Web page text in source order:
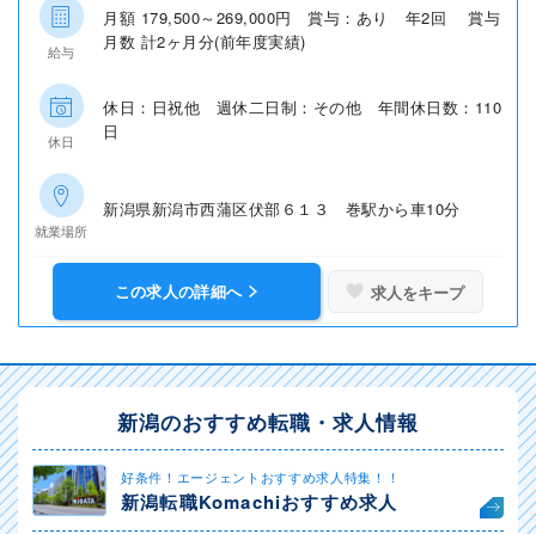
給与
月額 179,500～269,000円 賞与：あり 年2回 賞与
月数 計2ヶ月分(前年度実績)
休日
休日：日祝他 週休二日制：その他 年間休日数：110
日
就業場所
新潟県新潟市西蒲区伏部６１３ 巻駅から車10分
この求人の詳細へ 求人をキープ
新潟のおすすめ転職・求人情報
好条件！エージェントおすすめ求人特集！！
新潟転職Komachiおすすめ求人